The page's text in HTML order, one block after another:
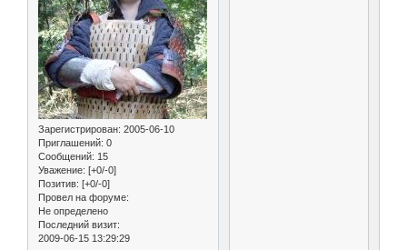
Зарегистрирован: 2005-06-10
Приглашений: 0
Сообщений: 15
Уважение: [+0/-0]
Позитив: [+0/-0]
Провел на форуме:
Не определено
Последний визит:
2009-06-15 13:29:29